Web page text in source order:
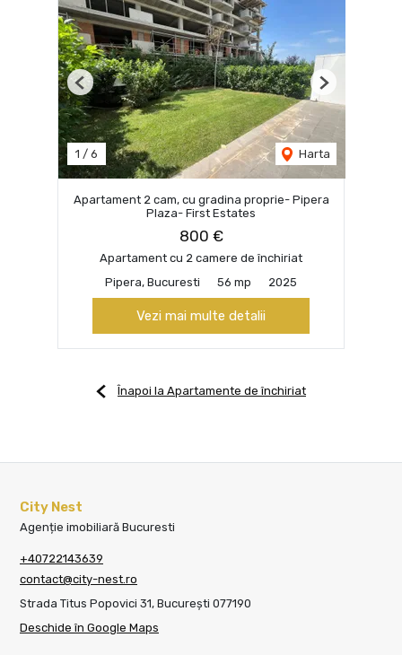
1 / 6 Harta
Previous Next
Apartament 2 cam, cu gradina proprie- Pipera
Plaza- First Estates
800 €
Apartament cu 2 camere de închiriat
Pipera, Bucuresti
56 mp 2025
Vezi mai multe detalii
Înapoi la Apartamente de închiriat
City Nest
Agenție imobiliară Bucuresti
+40722143639
contact@city-nest.ro
Strada Titus Popovici 31, București 077190
Deschide în Google Maps